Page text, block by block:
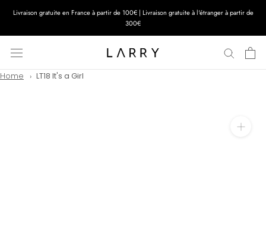
contenu
Livraison gratuite en France à partir de 100€ | Livraison gratuite à l'étranger à partir de
300€
Home LT18 It's a Girl